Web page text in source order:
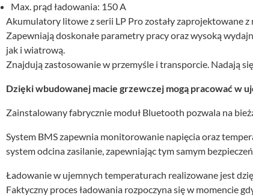
Max. prąd ładowania: 150 A
Akumulatory litowe z serii LP Pro zostały zaprojektowane
Zapewniają doskonałe parametry pracy oraz wysoką
jak i wiatrową.
Znajdują zastosowanie w przemyśle i transporcie. Nadają
Dzięki wbudowanej macie grzewczej mogą pracować w
Zainstalowany fabrycznie moduł Bluetooth pozwala na
System BMS zapewnia monitorowanie napięcia oraz
system odcina zasilanie, zapewniając tym samym
Ładowanie w ujemnych temperaturach realizowane jest
Faktyczny proces ładowania rozpoczyna się w momencie